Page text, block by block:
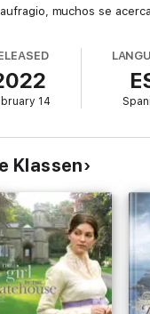
muchos se
extraño. ¿Quién
su identidad, lo
14
Klassen